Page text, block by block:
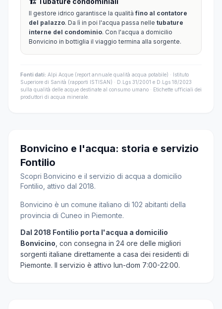
Il gestore idrico garantisce la qualitàfino al contatore
del palazzo. Da lì in poi l'acqua passa nelle tubature
interne del condominio. Con l'acqua a domicilio
Bonvicino in bottiglia il viaggio termina alla sorgente.
Fonti dati: Alpi Acque (report annuale qualità acqua potabile) · Istituto
Superiore di Sanità (rapporti ISTISAN) · D.Lgs 31/2001 e D.Lgs 18/2023
sulla qualità delle acque destinate al consumo umano · Etichette ufficiali dei
produttori di acqua minerale.
Bonvicino e l'acqua: storia e servizio
Fontilio
Scopri Bonvicino e il servizio di acqua a domicilio
Fontilio, attivo dal 2018.
Bonvicino è un comune italiano di 102 abitanti della
provincia di Cuneo in Piemonte.
Dal 2018 Fontilio porta l'acqua a domicilio
Bonvicino , con consegna in 24 ore delle migliori
sorgenti italiane direttamente a casa dei residenti di
Piemonte. Il servizio è attivo lun-dom 7:00-22:00.